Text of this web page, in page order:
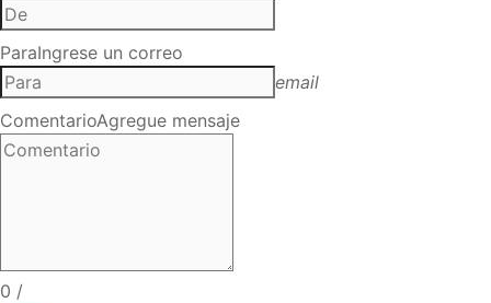
ParaIngrese un correo
email
ComentarioAgregue mensaje
0 /